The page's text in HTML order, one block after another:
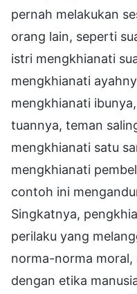
pernah melakukan
orang lain, seperti
istri mengkhianati
mengkhianati
mengkhianati
tuannya, teman
mengkhianati satu
mengkhianati
contoh ini
Singkatnya,
perilaku yang
norma-norma
dengan etika